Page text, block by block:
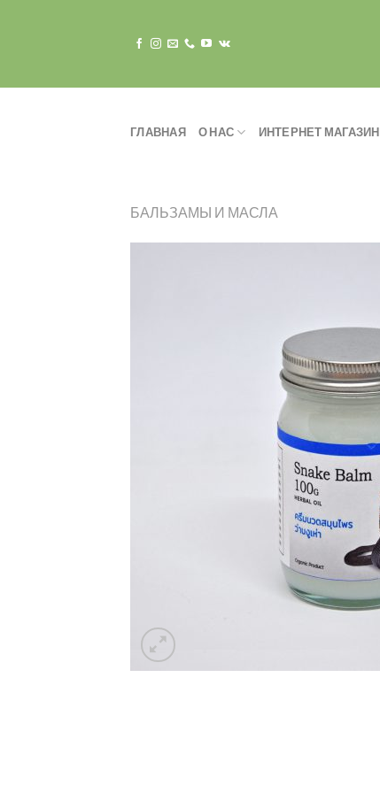
ГЛАВНАЯ О НАС ИНТЕРНЕТ МАГАЗИН
БАЛЬЗАМЫ И МАСЛА